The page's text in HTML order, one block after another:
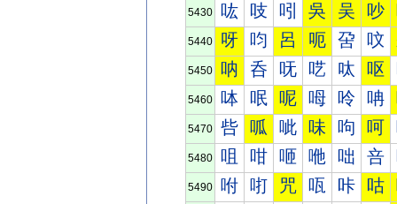
5430 吰 吱 吲 吳 吴 吵
5440 呀 呁 呂 呃 呄 呅
5450 呐 呑 呒 呓 呔 呕
5460 呠 呡 呢 呣 呤 呥
5470 呰 呱 呲 味 呴 呵
5480 咀 咁 咂 咃 咄 咅
5490 咐 咑 咒 咓 咔 咕